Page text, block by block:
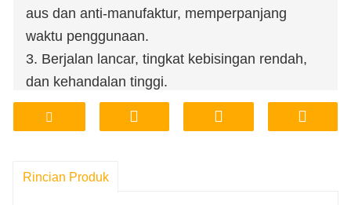
aus dan anti-manufaktur, memperpanjang
waktu penggunaan.
3. Berjalan lancar, tingkat kebisingan rendah,
dan kehandalan tinggi.
4. Toko pabrik, mendukung kustomisasi
pemrosesan.
6. Penyimpanan pabrik, pengiriman,
Rincian Produk